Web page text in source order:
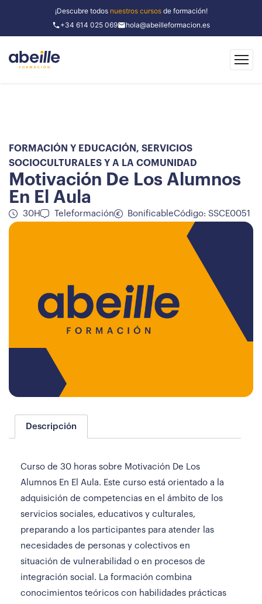
¡Descubre todos nuestros cursosde formación!
+34 614 025 069
hola@abeilleformacion.es
FORMACIÓN Y EDUCACIÓN , SERVICIOS
SOCIOCULTURALES Y A LA COMUNIDAD
Motivación De Los Alumnos
En El Aula
30H Teleformación BonificableCódigo: SSCE0051
Descripción
Curso de 30 horas sobre Motivación De Los
Alumnos En El Aula. Este curso está orientado a la
adquisición de competencias en el ámbito de los
servicios sociales, educativos y culturales,
preparando a los participantes para atender las
necesidades de personas y colectivos en
situación de vulnerabilidad o en procesos de
integración social. La formación combina
conocimientos teóricos con habilidades prácticas